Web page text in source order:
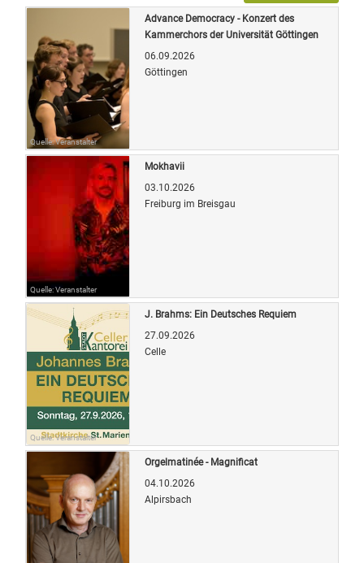
Quelle: Veranstalter
Advance Democracy - Konzert des
Kammerchors der Universität Göttingen
06.09.2026
Göttingen
Quelle: Veranstalter
Mokhavii
03.10.2026
Freiburg im Breisgau
Quelle: Veranstalter
J. Brahms: Ein Deutsches Requiem
27.09.2026
Celle
Orgelmatinée - Magnificat
04.10.2026
Alpirsbach